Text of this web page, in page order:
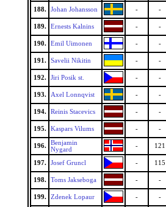
188. Johan Johansson - -
189. Ernests Kalnins - -
190. Emil Uimonen - -
191. Savelii Nikitin - -
192. Jiri Posik st. - -
193. Axel Lonnqvist - -
194. Reinis Stacevics - -
195. Kaspars Vilums - -
196.
Benjamin
Nygard
- 121
197. Josef Gruncl - 115
198. Toms Jakseboga - -
199. Zdenek Lopaur - -